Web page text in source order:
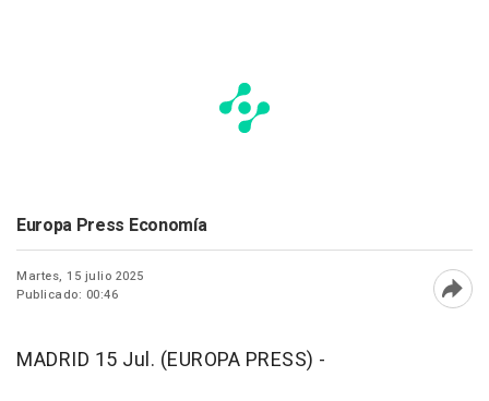
Europa Press Economía
Martes, 15 julio 2025
Publicado: 00:46
MADRID 15 Jul. (EUROPA PRESS) -